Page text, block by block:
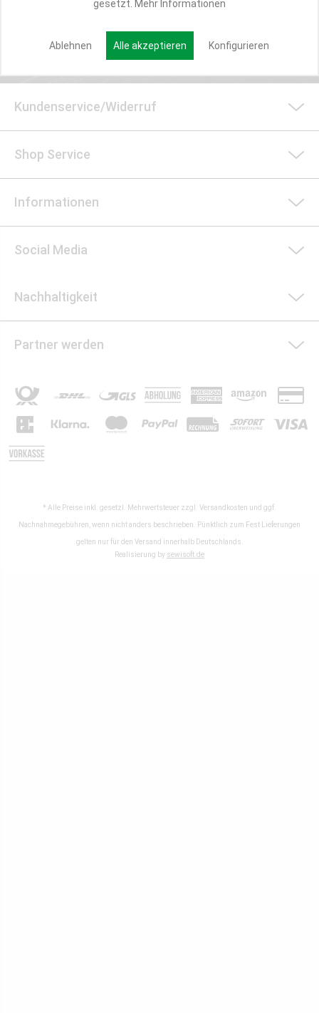
Kundenservice/Widerruf
Shop Service
Informationen
Social Media
Nachhaltigkeit
Partner werden
* Alle Preise inkl. gesetzl. Mehrwertsteuer zzgl. Versandkosten und ggf.
Nachnahmegebühren, wenn nicht anders beschrieben. Pünktlich zum Fest Lieferungen
gelten nur für den Versand innerhalb Deutschlands.
Realisierung by sewisoft.de
gesetzt. Mehr Informationen
Ablehnen Alle akzeptieren Konfigurieren